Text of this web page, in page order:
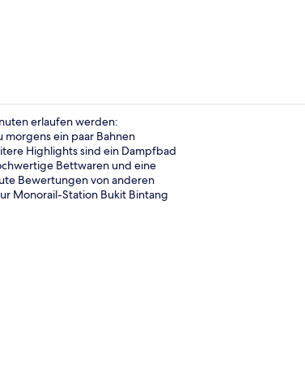
Rezeption
erlaufen werden:
morgens ein paar Bahnen
Highlights sind ein Dampfbad
Bettwaren und eine
Bewertungen von anderen
Monorail-Station Bukit Bintang